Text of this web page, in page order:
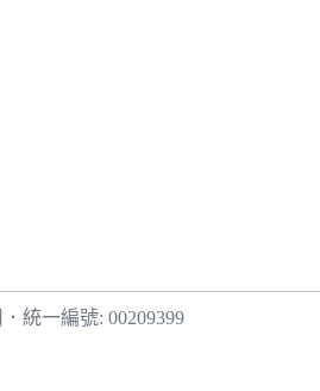
． 統一編號: 00209399